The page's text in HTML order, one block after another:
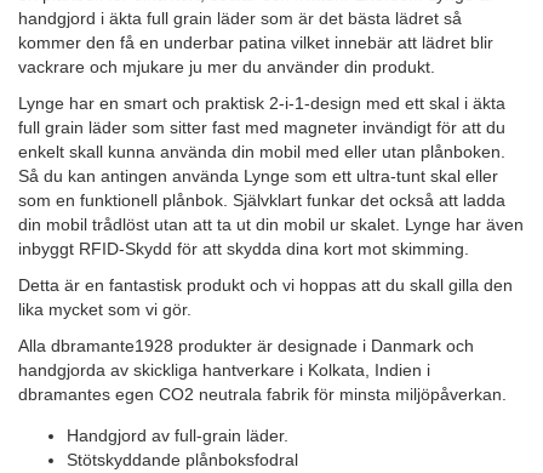
handgjord i äkta full grain läder som är det bästa lädret så
kommer den få en underbar patina vilket innebär att lädret blir
vackrare och mjukare ju mer du använder din produkt.
Lynge har en smart och praktisk 2-i-1-design med ett skal i äkta
full grain läder som sitter fast med magneter invändigt för att du
enkelt skall kunna använda din mobil med eller utan plånboken.
Så du kan antingen använda Lynge som ett ultra-tunt skal eller
som en funktionell plånbok. Självklart funkar det också att ladda
din mobil trådlöst utan att ta ut din mobil ur skalet. Lynge har även
inbyggt RFID-Skydd för att skydda dina kort mot skimming.
Detta är en fantastisk produkt och vi hoppas att du skall gilla den
lika mycket som vi gör.
Alla dbramante1928 produkter är designade i Danmark och
handgjorda av skickliga hantverkare i Kolkata, Indien i
dbramantes egen CO2 neutrala fabrik för minsta miljöpåverkan.
Handgjord av full-grain läder.
Stötskyddande plånboksfodral